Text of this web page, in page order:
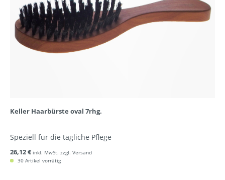
Keller Haarbürste oval 7rhg.
Speziell für die tägliche Pflege
26,12 € inkl. MwSt. zzgl. Versand
30 Artikel vorrätig